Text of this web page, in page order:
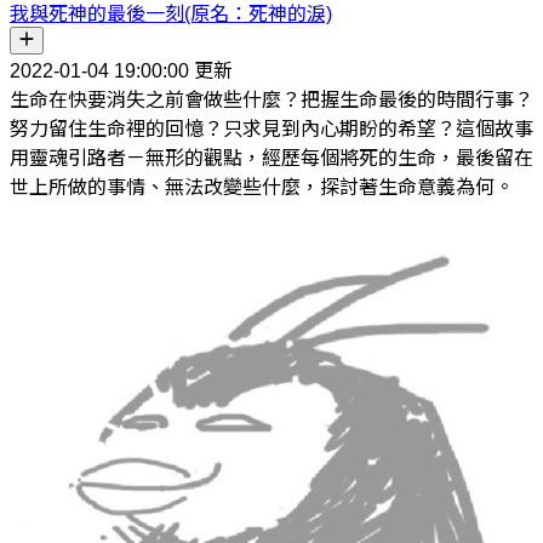
我與死神的最後一刻(原名：死神的淚)
2022-01-04 19:00:00 更新
生命在快要消失之前會做些什麼？把握生命最後的時間行事？
努力留住生命裡的回憶？只求見到內心期盼的希望？這個故事
用靈魂引路者－無形的觀點，經歷每個將死的生命，最後留在
世上所做的事情、無法改變些什麼，探討著生命意義為何。